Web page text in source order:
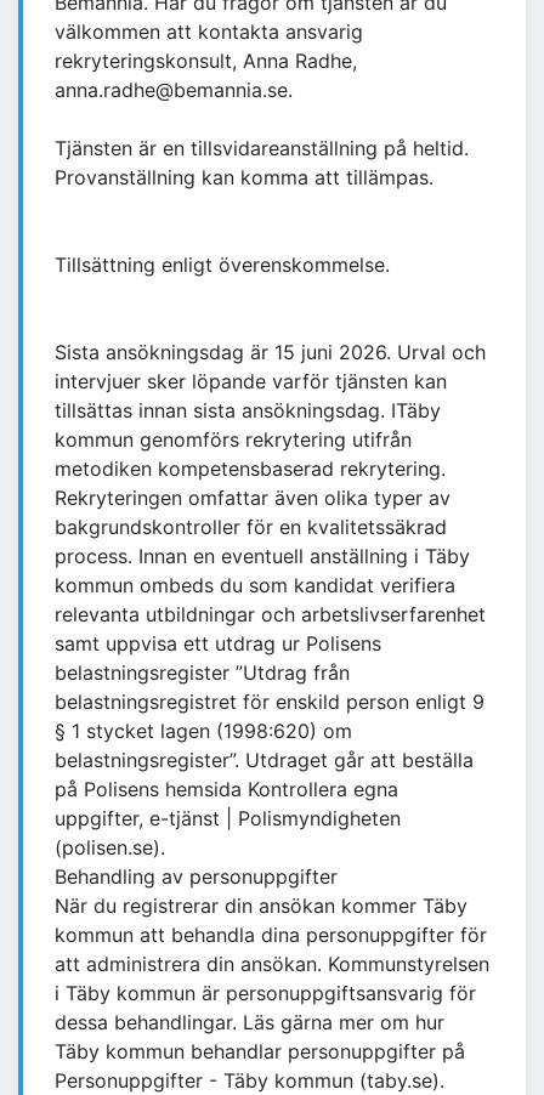
välkommen att kontakta ansvarig
rekryteringskonsult, Anna Radhe,
anna.radhe@bemannia.se.
Tjänsten är en tillsvidareanställning på heltid.
Provanställning kan komma att tillämpas.
Tillsättning enligt överenskommelse.
Sista ansökningsdag är 15 juni 2026. Urval och
intervjuer sker löpande varför tjänsten kan
tillsättas innan sista ansökningsdag. ITäby
kommun genomförs rekrytering utifrån
metodiken kompetensbaserad rekrytering.
Rekryteringen omfattar även olika typer av
bakgrundskontroller för en kvalitetssäkrad
process. Innan en eventuell anställning i Täby
kommun ombeds du som kandidat verifiera
relevanta utbildningar och arbetslivserfarenhet
samt uppvisa ett utdrag ur Polisens
belastningsregister ”Utdrag från
belastningsregistret för enskild person enligt 9
§ 1 stycket lagen (1998:620) om
belastningsregister”. Utdraget går att beställa
på Polisens hemsida Kontrollera egna
uppgifter, e-tjänst | Polismyndigheten
(polisen.se).
Behandling av personuppgifter
När du registrerar din ansökan kommer Täby
kommun att behandla dina personuppgifter för
att administrera din ansökan. Kommunstyrelsen
i Täby kommun är personuppgiftsansvarig för
dessa behandlingar. Läs gärna mer om hur
Täby kommun behandlar personuppgifter på
Personuppgifter - Täby kommun (taby.se).